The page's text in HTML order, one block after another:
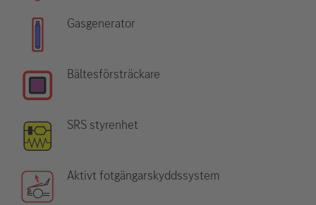
Gasgenerator
Bältesförsträckare
SRS styrenhet
Aktivt fotgängarskyddssystem